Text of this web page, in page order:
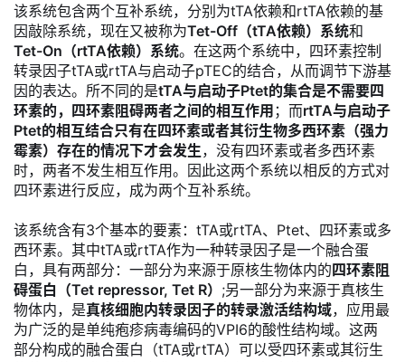
该系统包含两个互补系统，分别为tTA依赖和rtTA依赖的基
因敲除系统，现在又被称为Tet-Off（tTA依赖）系统和
Tet-On（rtTA依赖）系统。在这两个系统中，四环素控制
转录因子tTA或rtTA与启动子pTEC的结合，从而调节下游基
因的表达。所不同的是tTA与启动子Ptet的集合是不需要四
环素的，四环素阻碍两者之间的相互作用 ；而rtTA与启动子
Ptet的相互结合只有在四环素或者其衍生物多西环素（强力
霉素）存在的情况下才会发生，没有四环素或者多西环素
时，两者不发生相互作用。因此这两个系统以相反的方式对
四环素进行反应，成为两个互补系统。
该系统含有3个基本的要素：tTA或rtTA、Ptet、四环素或多
西环素。其中tTA或rtTA作为一种转录因子是一个融合蛋
白，具有两部分：一部分为来源于原核生物体内的四环素阻
碍蛋白（Tet repressor, Tet R） ;另一部分为来源于真核生
物体内，是真核细胞内转录因子的转录激活结构域，应用最
为广泛的是单纯疱疹病毒编码的VPI6的酸性结构域。这两
部分构成的融合蛋白（tTA或rtTA）可以受四环素或其衍生